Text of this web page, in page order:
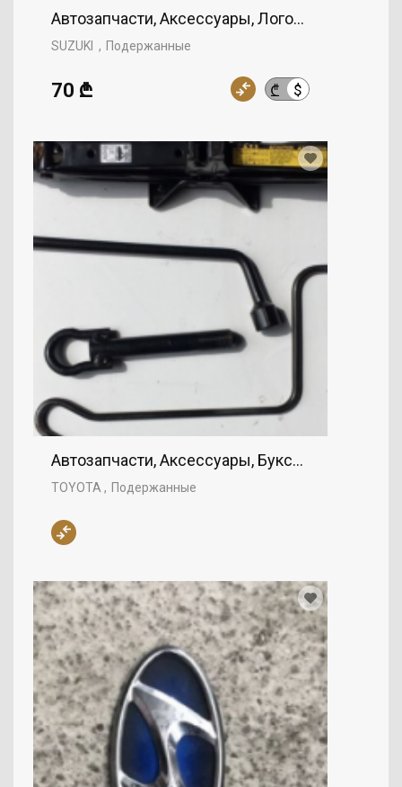
Автозапчасти, Аксессуары, Логотип, SUZUKI
SUZUKI Подержанные
₾ $
70 ₾
Автозапчасти, Аксессуары, Буксировка,
TOYOTA Подержанные